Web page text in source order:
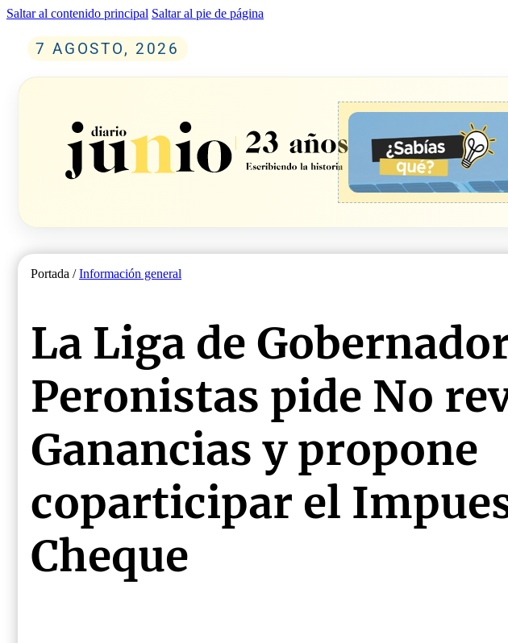
Saltar al contenido principal Saltar al pie de página
7 AGOSTO, 2026
Portada /Información general
La Liga de
Peronistas pide No
Ganancias y propone
coparticipar el
Cheque